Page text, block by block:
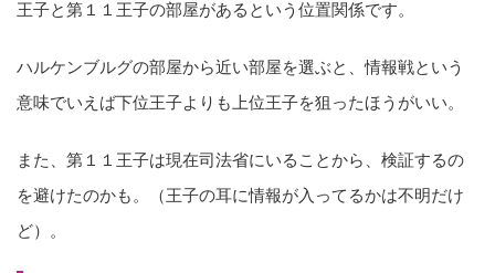
王子と第１１王子の部屋があるという位置関係です。
ハルケンブルグの部屋から近い部屋を選ぶと、情報戦という
意味でいえば下位王子よりも上位王子を狙ったほうがいい。
また、第１１王子は現在司法省にいることから、検証するの
を避けたのかも。（王子の耳に情報が入ってるかは不明だけ
ど）。